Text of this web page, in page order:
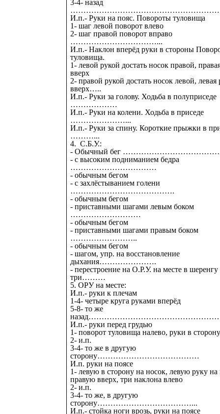
3-4- назад
И.п.- Руки на пояс. Повороты туловища
1- шаг левой поворот влево
2- шаг правой поворот вправо
……………………………...
И.п.- Наклон вперёд руки в стороны
туловища.
1- левой рукой достать носок правой,
вверх
2- правой рукой достать носок левой, левая
вверх…..
И.п.- Руки за голову. Ходьба в полуприседе
………………
И.п.- Руки на колени. Ходьба в приседе
…………………...
И.п.- Руки за спину. Короткие прыжки в
………...
4. С.Б.У.:
- Обычный бег
- с высоким подниманием бедра
……………………………
- обычным бегом
- с захлёстыванием голени
………………………………….
- обычным бегом
- приставными шагами левым боком
………………………
- обычным бегом
- приставными шагами правым боком
……………………..
- обычным бегом
- шагом, упр. на восстановление
дыхания………………….
- перестроение на О.Р.У. на месте в шеренгу
три………
5. ОРУ на месте:
И.п.- руки к плечам
1-4- четыре круга руками вперёд
5-8- то же
И.п.- руки перед грудью
1- поворот туловища налево, руки в сторону
2- и.п.
3-4- то же в другую
сторону…………………………………
И.п. руки на поясе
1- левую в сторону на носок, левую руку на
правую вверх, три наклона влево
2- и.п.
3-4- то же, в другую
сторону………………………………...
И.п.- стойка ноги врозь, руки на поясе